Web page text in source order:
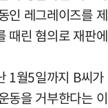
인 레그레이즈를
때린 혐의로 재판
1월5일까지 B씨
동을 거부한다는